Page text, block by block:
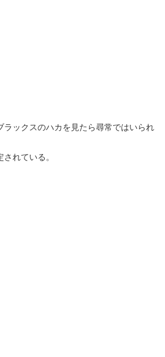
ラックスのハカを見たら尋常ではいられ
れている。